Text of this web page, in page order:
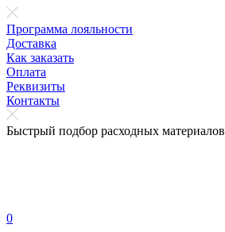
Программа лояльности
Доставка
Как заказать
Оплата
Реквизиты
Контакты
Быстрый подбор расходных материалов
0